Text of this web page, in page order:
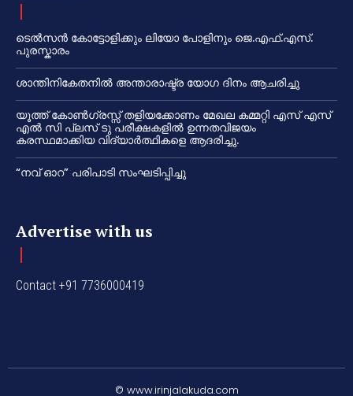
ടെൽസൻ കോട്ടോളിക്കും ലിയോ പോളിനും ജെ.എഫ്.എസ്.
പുരസ്കാരം
ശാന്തിനികേതനിൽ അന്താരാഷ്ട്ര യോഗ ദിനം ആചരിച്ചു
യൂത്ത് കോൺഗ്രസ്സ് തളിയക്കോണം മേഖല കമ്മറ്റി എസ് എസ്
എൽ സി പ്ലസ് ടു പരീക്ഷകളിൽ ഉന്നതവിജയം
കരസ്ഥമാക്കിയ വിദ്യാർത്ഥികളെ ആദരിച്ചു.
“നവ് ഓറ” പരിപാടി സംഘടിപ്പിച്ചു
Advertise with us
Contact +91 7736000419
© www.irinjalakuda.com